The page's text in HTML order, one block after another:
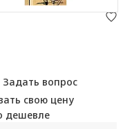
Задать вопрос
свою цену
дешевле